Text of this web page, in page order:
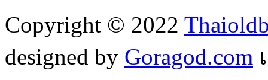
Copyright © 2022
designed by Goragod.com